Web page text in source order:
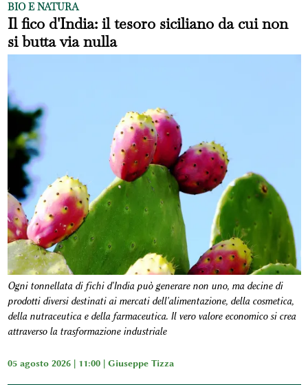
BIO E NATURA
Il fico d'India: il tesoro siciliano da cui non
si butta via nulla
Ogni tonnellata di fichi d'India può generare non uno, ma decine di
prodotti diversi destinati ai mercati dell'alimentazione, della cosmetica,
della nutraceutica e della farmaceutica. Il vero valore economico si crea
attraverso la trasformazione industriale
05 agosto 2026 | 11:00 | Giuseppe Tizza